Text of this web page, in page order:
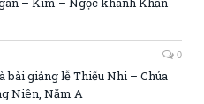
0
bài giảng lễ Thiếu Nhi – Chúa
Niên, Năm A